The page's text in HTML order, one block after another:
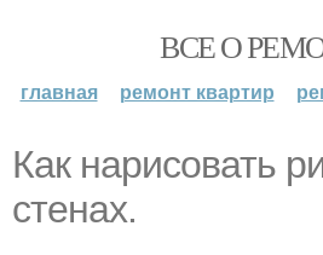
ВСЕ О
главная ремонт квартир
Как нарисовать
стенах.